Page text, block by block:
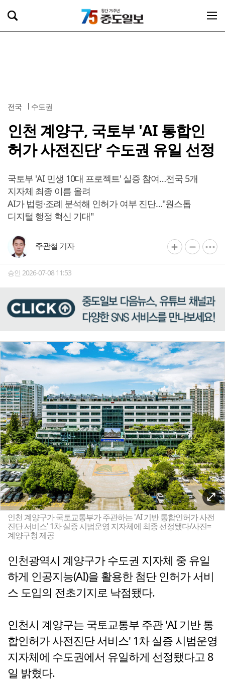
전국 수도권
인천 계양구, 국토부 'AI 통합인
허가 사전진단' 수도권 유일 선정
국토부 'AI 민생 10대 프로젝트' 실증 참여…전국 5개
지자체 최종 이름 올려
AI가 법령·조례 분석해 인허가 여부 진단…"원스톱
디지털 행정 혁신 기대"
주관철 기자
승인 2026-07-08 11:53
인천 계양구가 국토교통부가 주관하는 'AI 기반 통합인허가 사전
진단 서비스' 1차 실증 시범운영 지자체에 최종 선정됐다/사진=
계양구청 제공
인천광역시 계양구가 수도권 지자체 중 유일
하게 인공지능(AI)을 활용한 첨단 인허가 서비
스 도입의 전초기지로 낙점됐다.
인천시 계양구는 국토교통부 주관 'AI 기반 통
합인허가 사전진단 서비스' 1차 실증 시범운영
지자체에 수도권에서 유일하게 선정됐다고 8
일 밝혔다.